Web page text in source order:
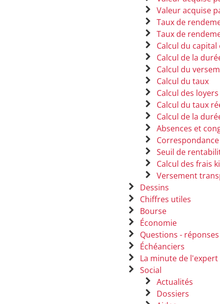
Valeur acquise
Taux de
Taux de
Calcul du
Calcul de la
Calcul du
Calcul du taux
Calcul des
Calcul du taux
Calcul de la
Absences et
Seuil de
Calcul des frais
Versement
Dessins
Chiffres utiles
Bourse
Économie
Questions - réponses
Échéanciers
La minute de l'expert
Social
Actualités
Dossiers